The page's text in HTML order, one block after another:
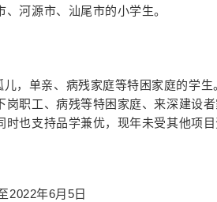
河源市、汕尾市的小学生。
儿，单亲、病残家庭等特困家庭的学生
岗职工、病残等特困家庭、来深建设
时也支持品学兼优，现年未受其他项目
2022年6月5日